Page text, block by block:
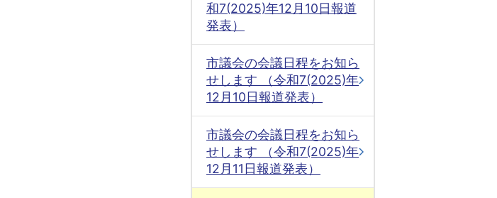
和7(2025)年12月10日報道
発表）
市議会の会議日程をお知ら
せします （令和7(2025)年
12月10日報道発表）
市議会の会議日程をお知ら
せします （令和7(2025)年
12月11日報道発表）